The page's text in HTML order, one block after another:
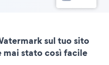
sul tuo sito
mai stato così facile